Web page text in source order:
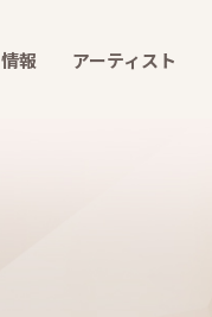
報 アーティスト